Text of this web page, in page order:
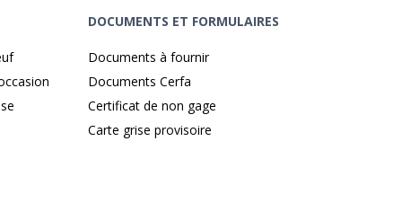
DOCUMENTS ET FORMULAIRES
Documents à fournir
Documents Cerfa
Certificat de non gage
Carte grise provisoire